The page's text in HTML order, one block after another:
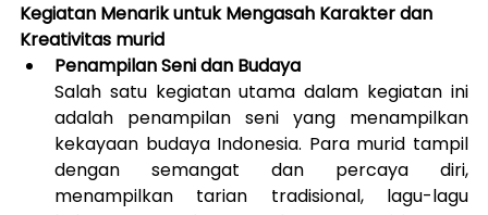
Kegiatan Menarik untuk Mengasah Karakter dan
Kreativitas murid
Penampilan Seni dan Budaya
Salah satu kegiatan utama dalam kegiatan ini
adalah penampilan seni yang menampilkan
kekayaan budaya Indonesia. Para murid tampil
dengan semangat dan percaya diri,
menampilkan tarian tradisional, lagu-lagu